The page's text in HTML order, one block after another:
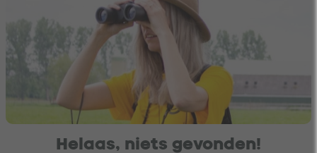
Helaas, niets gevonden!